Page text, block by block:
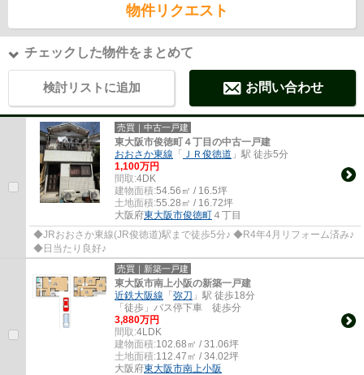
物件リクエスト
チェックした物件をまとめて
検討リストに追加 お問い合わせ
売買｜中古一戸建
東大阪市俊徳町４丁目の中古一戸建
おおさか東線 「 ＪＲ俊徳道 」駅 徒歩5分
1,100万円
間取:4DK
建物面積:54.56㎡ / 16.5坪
土地面積:55.28㎡ / 16.72坪
大阪府東大阪市俊徳町 ４丁目
◆JRおおさか東線(JR俊徳道)駅まで徒歩5分♪ ◆R4年4月リフォーム済み♪
◆日当たり良好♪
売買｜新築一戸建
東大阪市南上小阪の新築一戸建
近鉄大阪線 「弥刀 」駅 徒歩18分
「徒歩」バス停下車 徒歩分
3,880万円
間取:4LDK
建物面積:102.68㎡ / 31.06坪
土地面積:112.47㎡ / 34.02坪
大阪府東大阪市南上小阪